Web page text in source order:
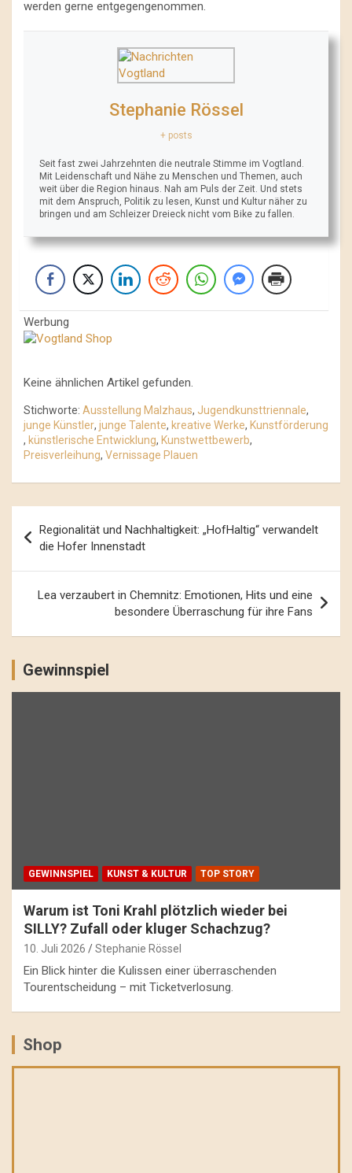
werden gerne entgegengenommen.
Stephanie Rössel
+ posts
Seit fast zwei Jahrzehnten die neutrale Stimme im Vogtland.
Mit Leidenschaft und Nähe zu Menschen und Themen, auch
weit über die Region hinaus. Nah am Puls der Zeit. Und stets
mit dem Anspruch, Politik zu lesen, Kunst und Kultur näher zu
bringen und am Schleizer Dreieck nicht vom Bike zu fallen.
Werbung
Keine ähnlichen Artikel gefunden.
Stichworte: Ausstellung Malzhaus, Jugendkunsttriennale,
junge Künstler, junge Talente, kreative Werke, Kunstförderung
, künstlerische Entwicklung, Kunstwettbewerb,
Preisverleihung, Vernissage Plauen
Navigation
Regionalität und Nachhaltigkeit: „HofHaltig“ verwandelt
die Hofer Innenstadt
Lea verzaubert in Chemnitz: Emotionen, Hits und eine
besondere Überraschung für ihre Fans
Gewinnspiel
GEWINNSPIEL KUNST & KULTUR TOP STORY
Warum ist Toni Krahl plötzlich wieder bei
SILLY? Zufall oder kluger Schachzug?
10. Juli 2026 Stephanie Rössel
Ein Blick hinter die Kulissen einer überraschenden
Tourentscheidung – mit Ticketverlosung.
Shop